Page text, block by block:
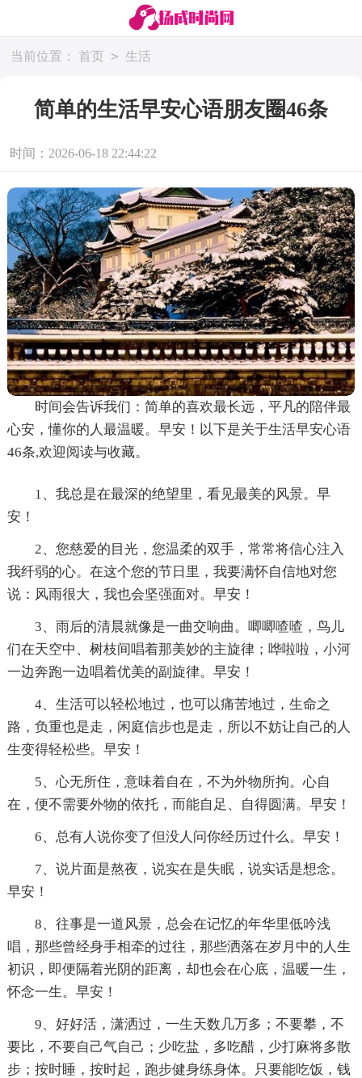
当前位置： 首页 > 生活
简单的生活早安心语朋友圈46条
时间：2026-06-18 22:44:22
时间会告诉我们：简单的喜欢最长远，平凡的陪伴最
心安，懂你的人最温暖。早安！以下是关于生活早安心语
46条,欢迎阅读与收藏。
1、我总是在最深的绝望里，看见最美的风景。早
安！
2、您慈爱的目光，您温柔的双手，常常将信心注入
我纤弱的心。在这个您的节日里，我要满怀自信地对您
说：风雨很大，我也会坚强面对。早安！
3、雨后的清晨就像是一曲交响曲。唧唧喳喳，鸟儿
们在天空中、树枝间唱着那美妙的主旋律；哗啦啦，小河
一边奔跑一边唱着优美的副旋律。早安！
4、生活可以轻松地过，也可以痛苦地过，生命之
路，负重也是走，闲庭信步也是走，所以不妨让自己的人
生变得轻松些。早安！
5、心无所住，意味着自在，不为外物所拘。心自
在，便不需要外物的依托，而能自足、自得圆满。早安！
6、总有人说你变了但没人问你经历过什么。早安！
7、说片面是熬夜，说实在是失眠，说实话是想念。
早安！
8、往事是一道风景，总会在记忆的年华里低吟浅
唱，那些曾经身手相牵的过往，那些洒落在岁月中的人生
初识，即便隔着光阴的距离，却也会在心底，温暖一生，
怀念一生。早安！
9、好好活，潇洒过，一生天数几万多；不要攀，不
要比，不要自己气自己；少吃盐，多吃醋，少打麻将多散
步；按时睡，按时起，跑步健身练身体。只要能吃饭，钱